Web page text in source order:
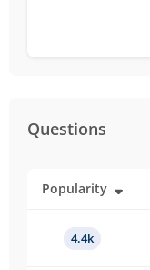
Questions
Popularity
4.4k